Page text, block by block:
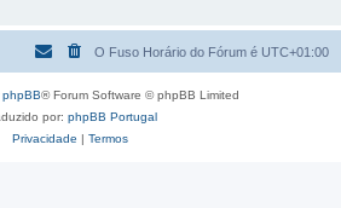
O Fuso Horário do Fórum é UTC+01:00
phpBB® Forum Software © phpBB Limited
por: phpBB Portugal
Privacidade | Termos